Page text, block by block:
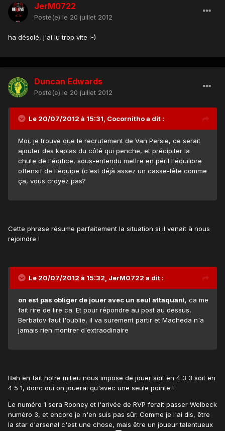
JerM0722
Posté(e) le 20 juillet 2012
ha désolé, j'ai lu trop vite :-)
Duncan Edwards
Posté(e) le 20 juillet 2012
Le 20/07/2012 à 15:31, Cocornitho a dit :
Moi, je trouve que le recrutement de Van Persie, ce serait
ajouter des kaplas du côté qui penche, et précipiter la
chute de l'édifice, sous-entendu mettre en péril l'équilibre
offensif de l'équipe (c'est déjà assez un casse-tête comme
ça, vous croyez pas?
Cette phrase résume parfaitement la situation si il venait à nous
rejoindre !
Le 20/07/2012 à 15:32, JerM0722 a dit :
on est pas obliger de jouer avec un seul attaquant, ca me
fait rire de lire ca. Et pour répondre au post au dessus,
Berbatov faut l'oublie, il va surement partir et Macheda n'a
jamais rien montrer d'extraodinaire
Bah en fait notre milieu nous impose de jouer soit en 4 3 3 soit en
4 5 1, donc oui on jouerai qu'avec une seule pointe !
Le numéro 1 sera Rooney et l'arivée de RVP ferait passer Welbeck
numéro 3, et encore je n'en suis pas sûr. Comme je l'ai dis, être
la star d'arsenal c'est une chose, mais être un joueur talentueux